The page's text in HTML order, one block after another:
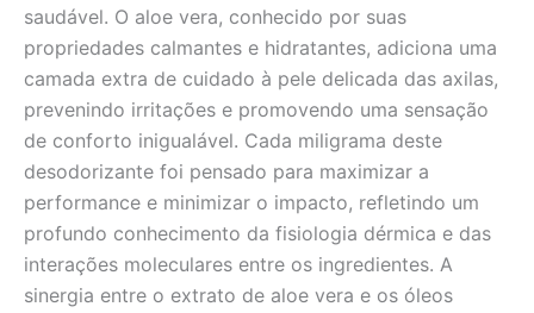
saudável. O aloe vera, conhecido por suas
propriedades calmantes e hidratantes, adiciona uma
camada extra de cuidado à pele delicada das axilas,
prevenindo irritações e promovendo uma sensação
de conforto inigualável. Cada miligrama deste
desodorizante foi pensado para maximizar a
performance e minimizar o impacto, refletindo um
profundo conhecimento da fisiologia dérmica e das
interações moleculares entre os ingredientes. A
sinergia entre o extrato de aloe vera e os óleos